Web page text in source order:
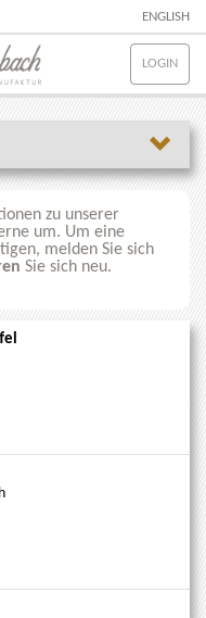
ENGLISH
LOGIN
zu unserer
um. Um eine
melden Sie sich
Sie sich neu.